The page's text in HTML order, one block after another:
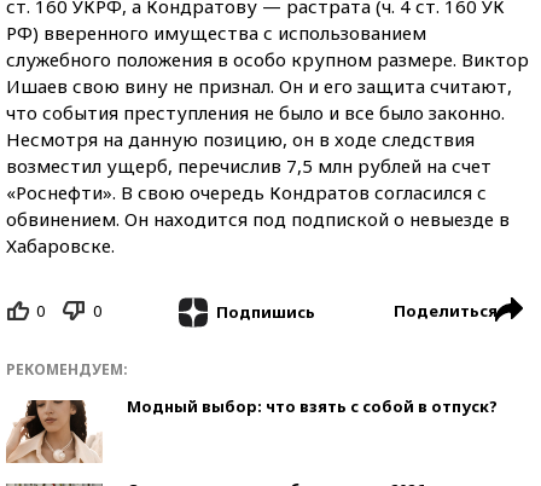
ст. 160 УКРФ, а Кондратову — растрата (ч. 4 ст. 160 УК
РФ) вверенного имущества с использованием
служебного положения в особо крупном размере. Виктор
Ишаев свою вину не признал. Он и его защита считают,
что события преступления не было и все было законно.
Несмотря на данную позицию, он в ходе следствия
возместил ущерб, перечислив 7,5 млн рублей на счет
«Роснефти». В свою очередь Кондратов согласился с
обвинением. Он находится под подпиской о невыезде в
Хабаровске.
0 0 Подпишись Поделиться
РЕКОМЕНДУЕМ:
Модный выбор: что взять с собой в отпуск?